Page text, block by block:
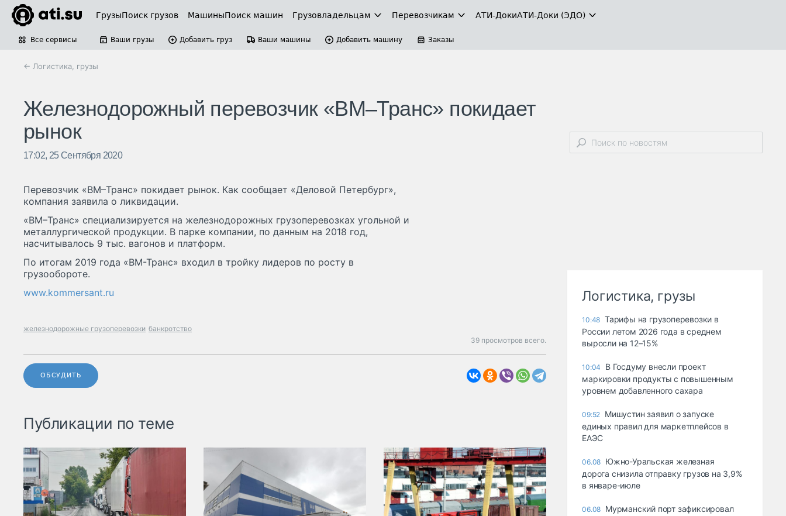
ГрузыПоиск грузов МашиныПоиск машин Грузовладельцам Перевозчикам АТИ-ДокиАТИ-Доки (ЭДО)
Все сервисы Ваши грузы Добавить груз Ваши машины Добавить машину Заказы
← Логистика, грузы
Железнодорожный перевозчик «ВМ–Транс» покидает
рынок
17:02, 25 Сентября 2020
Перевозчик «ВМ–Транс» покидает рынок. Как сообщает «Деловой Петербург»,
компания заявила о ликвидации.
«ВМ–Транс» специализируется на железнодорожных грузоперевозках угольной и
металлургической продукции. В парке компании, по данным на 2018 год,
насчитывалось 9 тыс. вагонов и платформ.
По итогам 2019 года «ВМ-Транс» входил в тройку лидеров по росту в
грузообороте.
www.kommersant.ru
железнодорожные грузоперевозки банкротство
39 просмотров всего.
ОБСУДИТЬ
Публикации по теме
Логистика, грузы
10:48 Тарифы на грузоперевозки в
России летом 2026 года в среднем
выросли на 12–15%
10:04
В Госдуму внесли проект
маркировки продукты с повышенным
уровнем добавленного сахара
09:52 Мишустин заявил о запуске
единых правил для маркетплейсов в
ЕАЭС
06.08 Южно-Уральская железная
дорога снизила отправку грузов на 3,9%
в январе-июле
06.08 Мурманский порт зафиксировал